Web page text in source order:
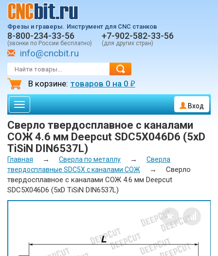
Фрезы и граверы. Инструмент для CNC станков
8-800-234-33-56
(звонки по России бесплатно)
+7-902-582-33-56
(для других стран)
info@cncbit.ru
В корзине: товаров 0 на 0 ₽
Toggle
navigation
Вход
Сверло твердосплавное с каналами
СОЖ 4.6 мм Deepcut SDС5X046D6 (5xD
TiSiN DIN6537L)
Главная → Сверла по металлу →
Сверла
твердосплавные SDС5X с каналами СОЖ
→
Сверло
твердосплавное с каналами СОЖ 4.6 мм Deepcut
SDС5X046D6 (5xD TiSiN DIN6537L)